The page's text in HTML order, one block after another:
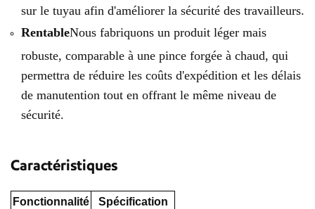
sur le tuyau afin d'améliorer la sécurité des travailleurs.
RentableNous fabriquons un produit léger mais
robuste, comparable à une pince forgée à chaud, qui
permettra de réduire les coûts d'expédition et les délais
de manutention tout en offrant le même niveau de
sécurité.
Caractéristiques
Fonctionnalité Spécification